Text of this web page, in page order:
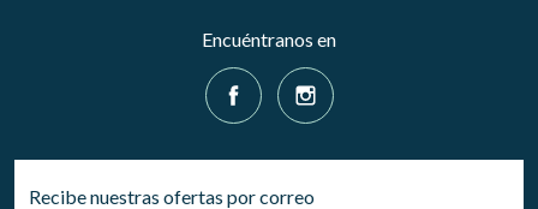
Encuéntranos en
Recibe nuestras ofertas por correo